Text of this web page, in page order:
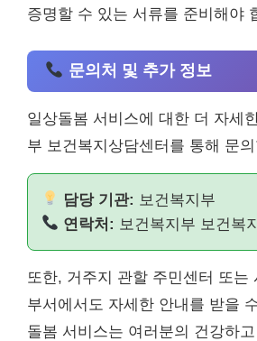
증명할 수 있는 서류를 준비해야
문의처 및 추가 정보
일상돌봄 서비스에 대한 더 자세
부 보건복지상담센터를 통해 문
담당 기관: 보건복지부
연락처: 보건복지부 보건복
또한, 거주지 관할 주민센터 또는
부서에서도 자세한 안내를 받을
돌봄 서비스는 여러분의 건강하